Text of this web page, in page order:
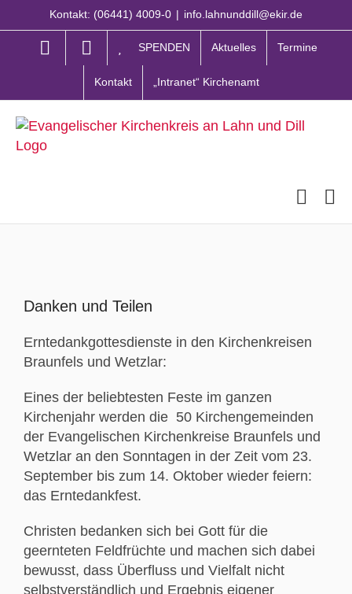
Inhalt
Kontakt: (06441) 4009-0 | info.lahnunddill@ekir.de
SPENDEN Aktuelles Termine
Kontakt „Intranet“ Kirchenamt
grösseres
Danken und Teilen
Erntedankgottesdienste in den Kirchenkreisen
Braunfels und Wetzlar:
Eines der beliebtesten Feste im ganzen
Kirchenjahr werden die 50 Kirchengemeinden
der Evangelischen Kirchenkreise Braunfels und
Wetzlar an den Sonntagen in der Zeit vom 23.
September bis zum 14. Oktober wieder feiern:
das Erntedankfest.
Christen bedanken sich bei Gott für die
geernteten Feldfrüchte und machen sich dabei
bewusst, dass Überfluss und Vielfalt nicht
selbstverständlich und Ergebnis eigener